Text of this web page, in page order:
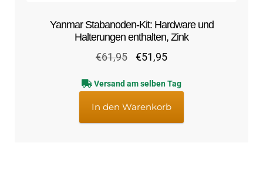
Yanmar Stabanoden-Kit: Hardware und
Halterungen enthalten, Zink
€61,95
Ursprünglicher
war:
€61,95
€51,95Aktueller
ist:
€51,95.
Versand am selben Tag
In den Warenkorb